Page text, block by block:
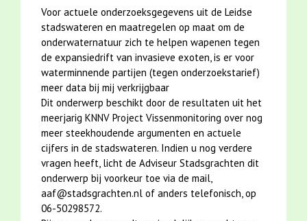
Voor actuele onderzoeksgegevens uit de Leidse
stadswateren en maatregelen op maat om de
onderwaternatuur zich te helpen wapenen tegen
de expansiedrift van invasieve exoten, is er voor
waterminnende partijen (tegen onderzoekstarief)
meer data bij mij verkrijgbaar
Dit onderwerp beschikt door de resultaten uit het
meerjarig KNNV Project Vissenmonitoring over nog
meer steekhoudende argumenten en actuele
cijfers in de stadswateren. Indien u nog verdere
vragen heeft, licht de Adviseur Stadsgrachten dit
onderwerp bij voorkeur toe via de mail,
aaf@stadsgrachten.nl of anders telefonisch, op
06-50298572.